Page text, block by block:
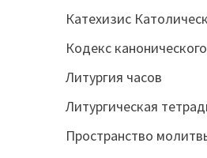
Катехизис
Кодекс
Литургия часов
Литургическая
Пространство